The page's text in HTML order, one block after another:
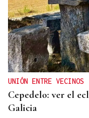
UNIÓN ENTRE VECINOS
Cepedelo: ver el
Galicia